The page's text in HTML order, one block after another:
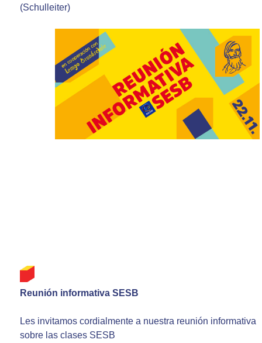
(Schulleiter)
Reunión informativa SESB
Les invitamos cordialmente a nuestra reunión informativa
sobre las clases SESB